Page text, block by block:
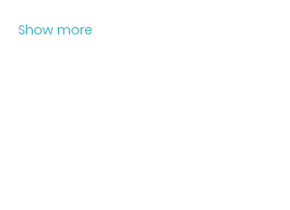
Show more